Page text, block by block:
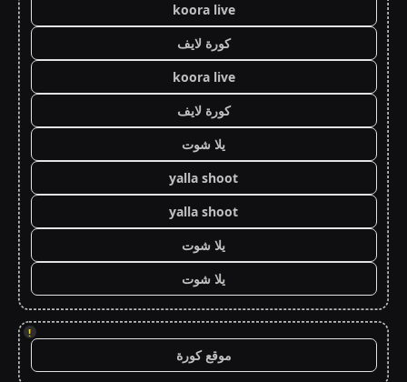
koora live
كورة لايف
koora live
كورة لايف
يلا شوت
yalla shoot
yalla shoot
يلا شوت
يلا شوت
!
موقع كورة